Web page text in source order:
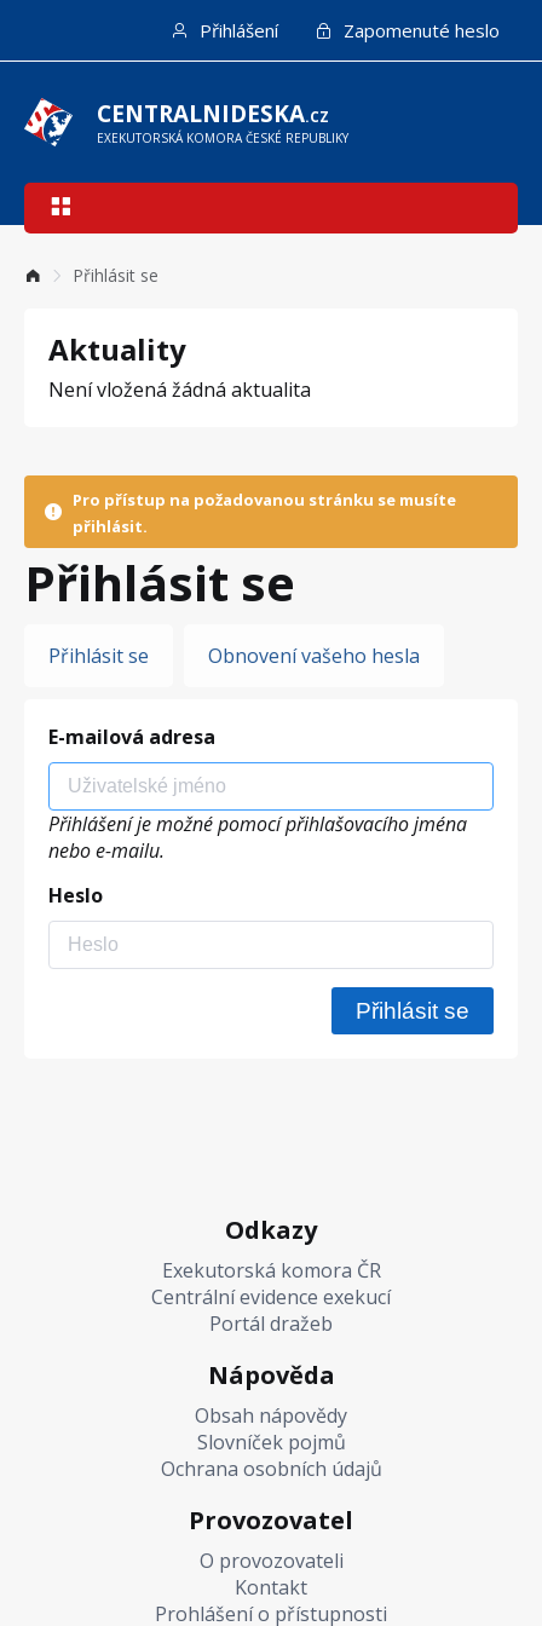
hlavnímu
obsahu
Přihlášení Zapomenuté heslo
CENTRALNIDESKA.CZ
EXEKUTORSKÁ KOMORA ČESKÉ REPUBLIKY
Hlavní
Přihlásit se
Aktuality
Není vložená žádná aktualita
Pro přístup na požadovanou stránku se musíte
přihlásit.
Přihlásit se
Hlavní
Přihlásit se Obnovení vašeho hesla
E-mailová adresa
Přihlášení je možné pomocí přihlašovacího jména
nebo e-mailu.
Heslo
Odkazy
Exekutorská komora ČR
Centrální evidence exekucí
Portál dražeb
Nápověda
Obsah nápovědy
Slovníček pojmů
Ochrana osobních údajů
Provozovatel
O provozovateli
Kontakt
Prohlášení o přístupnosti